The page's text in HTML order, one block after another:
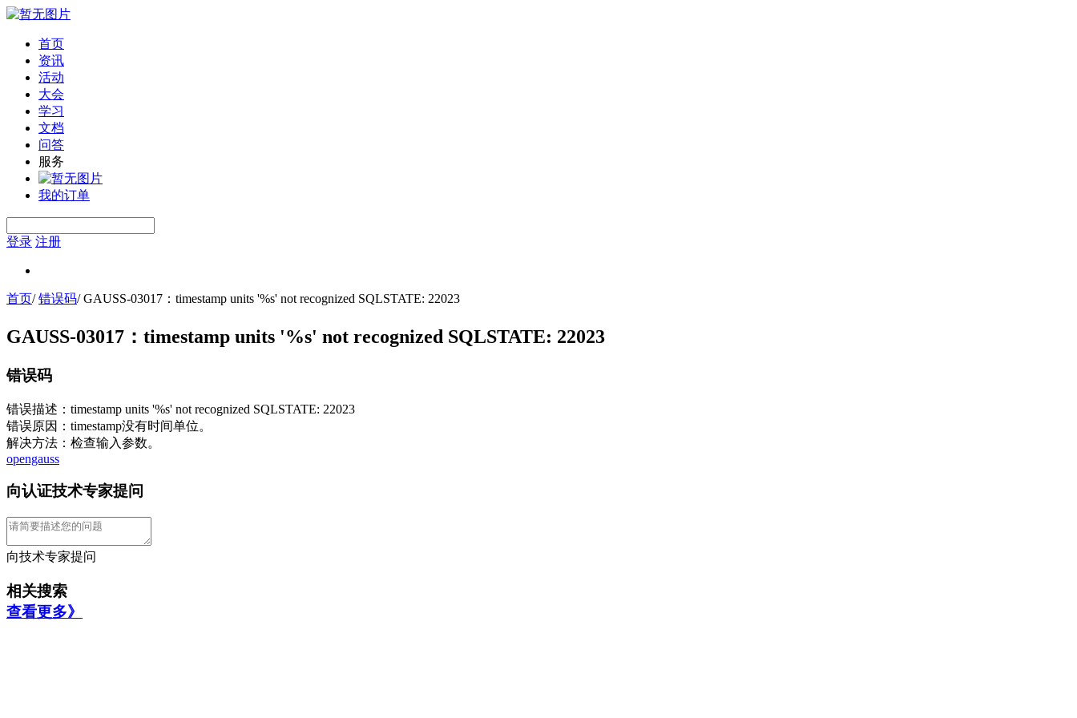
首页
资讯
活动
大会
学习
文档
问答
服务
我的订单
登录 注册
首页/错误码/GAUSS-03017：timestamp units '%s' not recognized SQLSTATE: 22023
GAUSS-03017：timestamp units '%s' not recognized SQLSTATE: 22023
错误码
错误描述：timestamp units '%s' not recognized SQLSTATE: 22023
错误原因：timestamp没有时间单位。
解决方法：检查输入参数。
opengauss
向认证技术专家提问
向技术专家提问
相关搜索
查看更多》